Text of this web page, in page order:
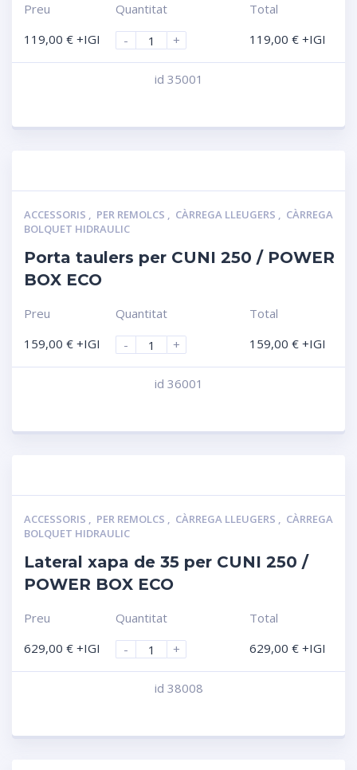
Preu
119,00 € +IGI
Quantitat
-
+
Total
119,00 € +IGI
id 35001
ACCESSORIS , PER REMOLCS , CÀRREGA LLEUGERS , CÀRREGA
BOLQUET HIDRAULIC
Porta taulers per CUNI 250 / POWER
BOX ECO
Preu
159,00 € +IGI
Quantitat
-
+
Total
159,00 € +IGI
id 36001
ACCESSORIS , PER REMOLCS , CÀRREGA LLEUGERS , CÀRREGA
BOLQUET HIDRAULIC
Lateral xapa de 35 per CUNI 250 /
POWER BOX ECO
Preu
629,00 € +IGI
Quantitat
-
+
Total
629,00 € +IGI
id 38008